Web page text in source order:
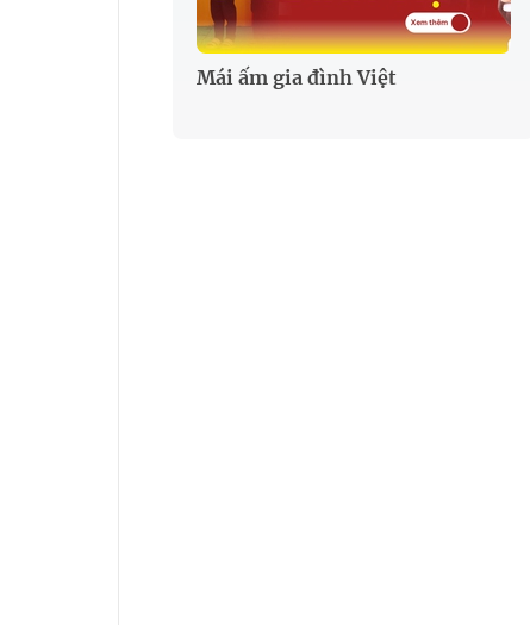
Mái ấm gia đình Việt